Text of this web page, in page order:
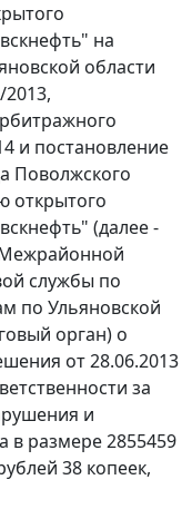
на
области
2013,
и постановление
Поволжского
открытого
(далее -
службы по
по Ульяновской
орган) о
от 28.06.2013
за
и
в размере 2855459
38 копеек,